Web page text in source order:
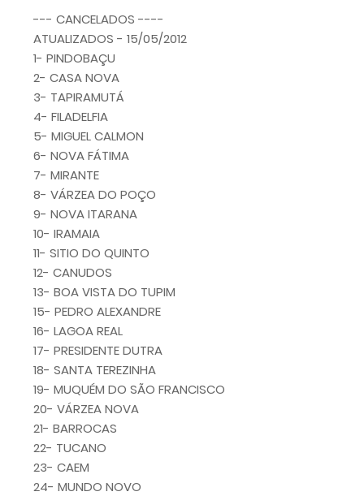
--- CANCELADOS ----
ATUALIZADOS - 15/05/2012
1- PINDOBAÇU
2- CASA NOVA
3- TAPIRAMUTÁ
4- FILADELFIA
5- MIGUEL CALMON
6- NOVA FÁTIMA
7- MIRANTE
8- VÁRZEA DO POÇO
9- NOVA ITARANA
10- IRAMAIA
11- SITIO DO QUINTO
12- CANUDOS
13- BOA VISTA DO TUPIM
15- PEDRO ALEXANDRE
16- LAGOA REAL
17- PRESIDENTE DUTRA
18- SANTA TEREZINHA
19- MUQUÉM DO SÃO FRANCISCO
20- VÁRZEA NOVA
21- BARROCAS
22- TUCANO
23- CAEM
24- MUNDO NOVO